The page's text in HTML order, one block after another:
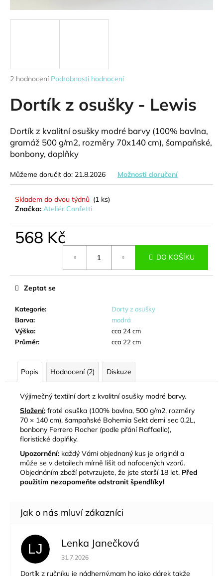
Průměrné
produktu
je
5
hvězdiček.
2 hodnocení Podrobnosti hodnocení
Dortík z osušky - Lewis
Dortík z kvalitní osušky modré barvy (100% bavlna,
gramáž 500 g/m2, rozměry 70x140 cm), šampaňské,
bonbony, doplňky
Můžeme doručit do: 21.8.2026 Možnosti doručení
Skladem do dvou týdnů (1 ks)
Značka: Ateliér Confetti
568 Kč
DO KOŠÍKU
Kategorie:
Dorty z osušky
Barva:
modrá
Výška:
cca 24 cm
Průměr: cca 22 cm
Zeptat se
Popis Hodnocení (2) Diskuze
Výjimečný textilní dort z kvalitní osušky modré barvy.
Složení: froté osuška (100% bavlna, 500 g/m2, rozměry
70 × 140 cm), šampaňské Bohemia Sekt demi sec 0,2L,
bonbony Ferrero Rocher (podle přání Raffaello),
floristické doplňky.
Upozornění: každý Vámi objednaný kus je originál a
může se v detailech mírně lišit od nafocených vzorů.
Objednáním zboží potvrzujete, že jste starší 18 let. Před
použitím nezapomeňte odstranit špendlíky!
LJ Lenka Janečková
Hodnocení obchodu je 5 z 5 hvězdiček.
31.7.2026
Dortík z ručníku je nádherný,mam ho jako dárek takže
a
D
o
p
u
č
e
KYTICE
BONBÓNY
ELIŠKA
Kč